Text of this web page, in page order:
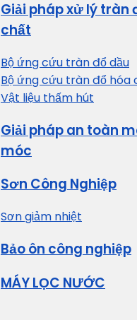
Giải pháp xử lý tràn
chất
Bộ ứng cứu tràn đổ dầu
Bộ ứng cứu tràn đổ hóa
Vật liệu thấm hút
Giải pháp an toàn
móc
Sơn Công Nghiệp
Sơn giảm nhiệt
Bảo ôn công nghiệp
MÁY LỌC NƯỚC